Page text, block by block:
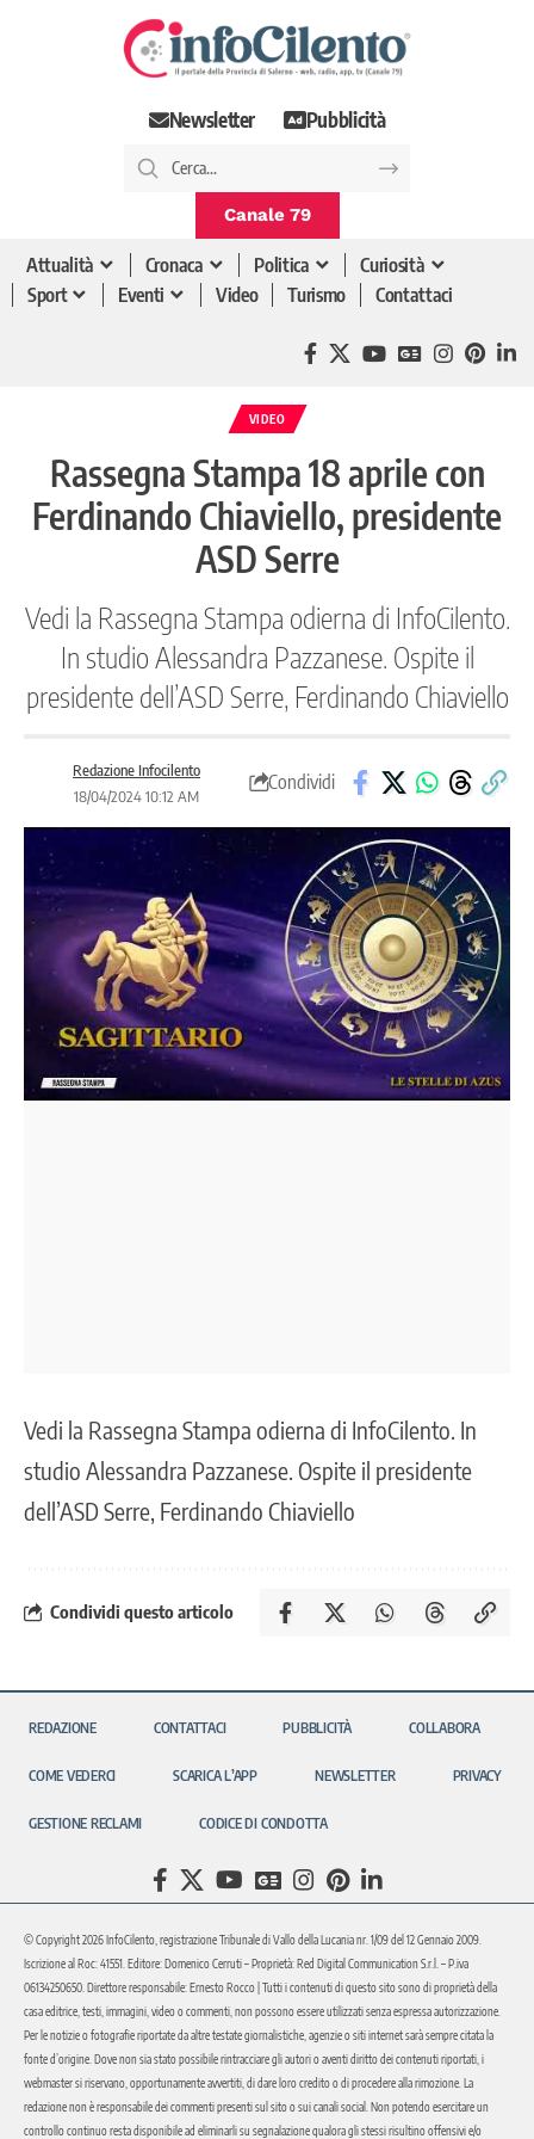
Newsletter Pubblicità
Canale 79
Attualità Cronaca Politica
Curiosità
Sport
Eventi Video Turismo Contattaci
VIDEO
Rassegna Stampa 18 aprile con
Ferdinando Chiaviello, presidente
ASD Serre
Vedi la Rassegna Stampa odierna di InfoCilento.
In studio Alessandra Pazzanese. Ospite il
presidente dell’ASD Serre, Ferdinando Chiaviello
Redazione Infocilento
18/04/2024 10:12 AM
Condividi
Vedi la Rassegna Stampa odierna di InfoCilento. In
studio Alessandra Pazzanese. Ospite il presidente
dell’ASD Serre, Ferdinando Chiaviello
Condividi questo articolo
REDAZIONE CONTATTACI PUBBLICITÀ COLLABORA
COME VEDERCI SCARICA L’APP NEWSLETTER PRIVACY
GESTIONE RECLAMI CODICE DI CONDOTTA
© Copyright 2026 InfoCilento, registrazione Tribunale di Vallo della Lucania nr. 1/09 del 12 Gennaio 2009.
Iscrizione al Roc: 41551. Editore: Domenico Cerruti – Proprietà: Red Digital Communication S.r.l. – P.iva
06134250650. Direttore responsabile: Ernesto Rocco | Tutti i contenuti di questo sito sono di proprietà della
casa editrice, testi, immagini, video o commenti, non possono essere utilizzati senza espressa autorizzazione.
Per le notizie o fotografie riportate da altre testate giornalistiche, agenzie o siti internet sarà sempre citata la
fonte d’origine. Dove non sia stato possibile rintracciare gli autori o aventi diritto dei contenuti riportati, i
webmaster si riservano, opportunamente avvertiti, di dare loro credito o di procedere alla rimozione. La
redazione non è responsabile dei commenti presenti sul sito o sui canali social. Non potendo esercitare un
controllo continuo resta disponibile ad eliminarli su segnalazione qualora gli stessi risultino offensivi e/o